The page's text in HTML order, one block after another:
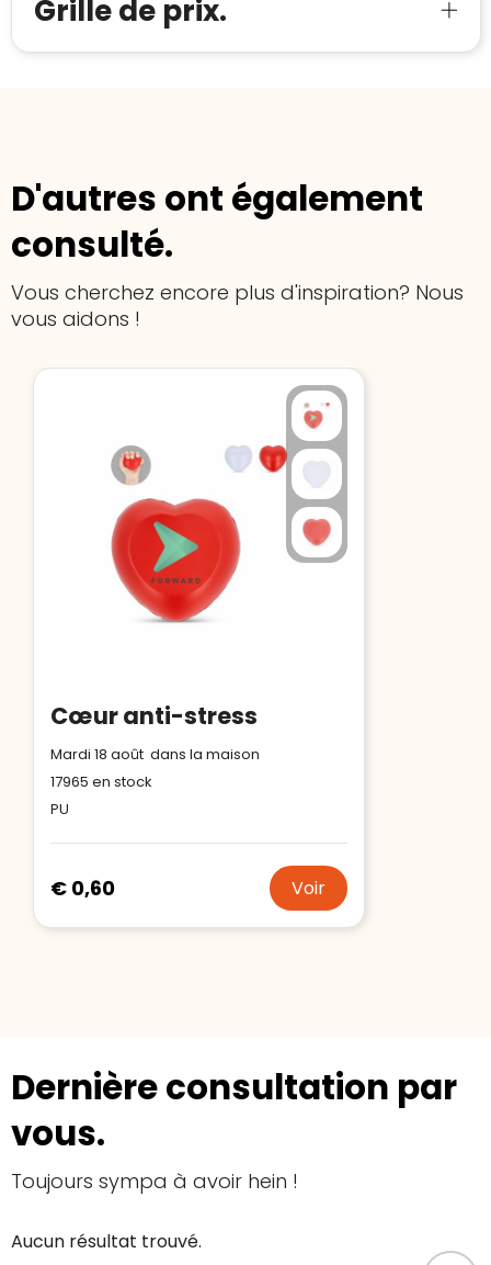
Grille de prix.
D'autres ont également
consulté.
Vous cherchez encore plus d'inspiration? Nous
vous aidons !
Cœur anti-stress
Mardi 18 août dans la maison
17965 en stock
PU
€ 0,60 Voir
Dernière consultation par
vous.
Toujours sympa à avoir hein !
Aucun résultat trouvé.
starten